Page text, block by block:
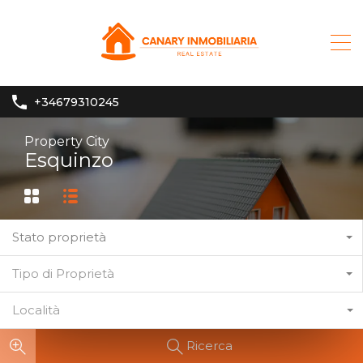
+34679310245
Property City
Esquinzo
Stato proprietà
Tipo di Proprietà
Località
Ricerca